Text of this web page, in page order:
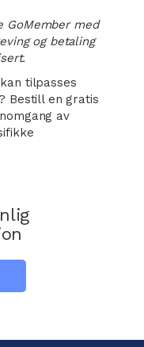
GoMember med
og betaling
tilpasses
Bestill en gratis
av